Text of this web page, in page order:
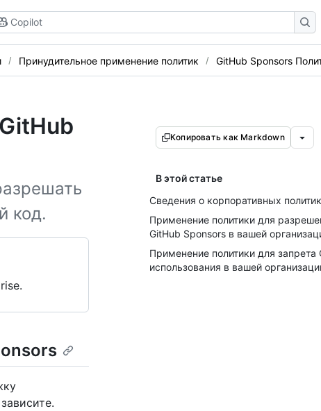
Copilot
Принудительное применение политик GitHub Sponsors
код.
Копировать как Markdown
В этой статье
Сведения о корпоративных
Применение политики для
GitHub Sponsors в вашей
Применение политики для запрета
использования в вашей